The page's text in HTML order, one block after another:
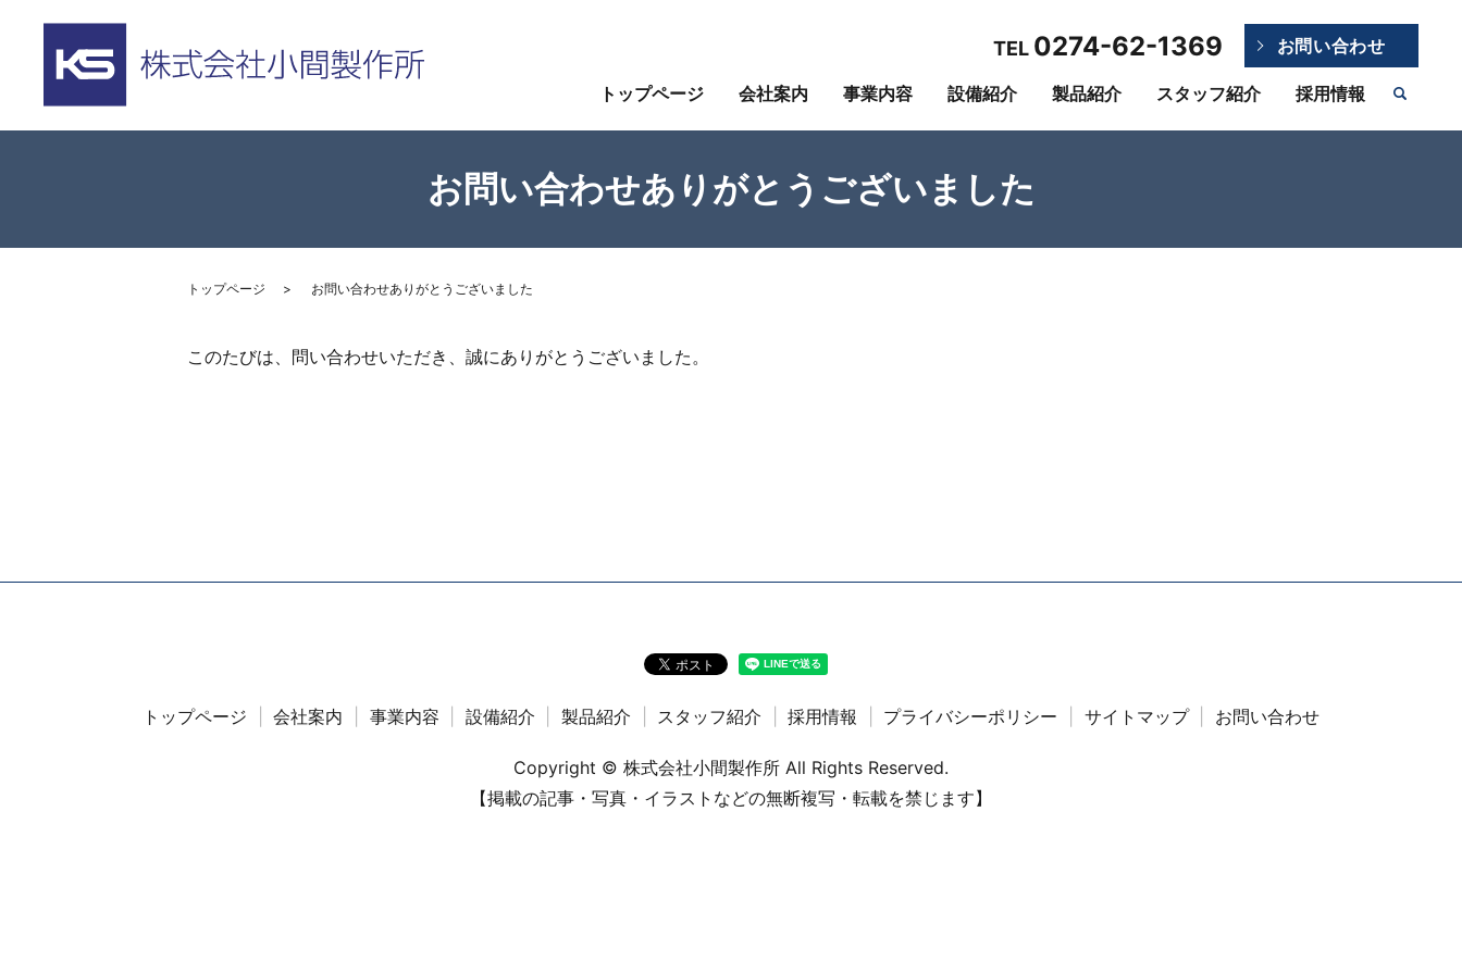
トップページ 会社案内 事業内容 設備紹介 製品紹介 スタッフ紹介 採用情報
TEL 0274-62-1369 お問い合わせ
お問い合わせありがとうございました
トップページ お問い合わせありがとうございました
このたびは、問い合わせいただき、誠にありがとうございました。
トップページ 会社案内 事業内容 設備紹介 製品紹介 スタッフ紹介 採用情報 プライバシーポリシー サイトマップ お問い合わせ
Copyright © 株式会社小間製作所 All Rights Reserved.
【掲載の記事・写真・イラストなどの無断複写・転載を禁じます】